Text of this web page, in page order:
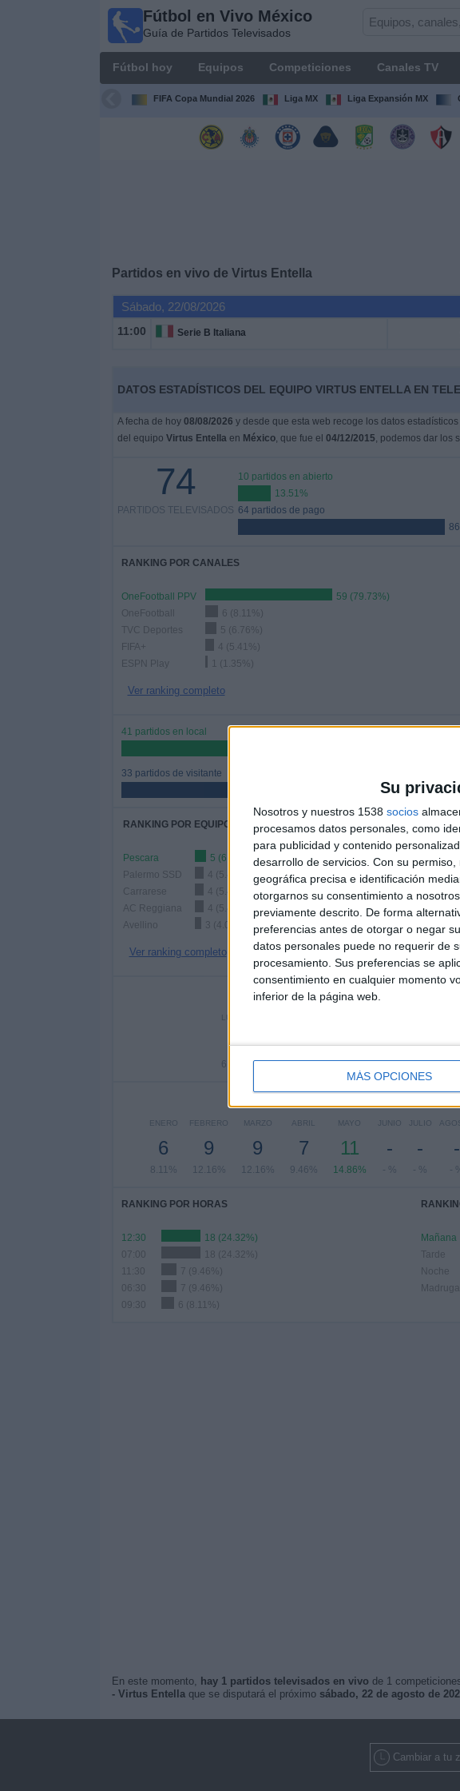
Su
Nosotros y nuestros 1538 socios
procesamos datos personales, como
para publicidad y contenido
desarrollo de servicios. Con su permiso,
geográfica precisa e identificación
otorgarnos su consentimiento a
previamente descrito. De forma
preferencias antes de otorgar o negar
datos personales puede no requerir de
procesamiento. Sus preferencias se
consentimiento en cualquier momento
inferior de la página web.
MÁS OPCIONES
Fútbol en Vivo México
Guía de Partidos Televisados
Fútbol hoy Equipos Competiciones Canales TV
FIFA Copa Mundial 2026 Liga MX Liga Expansión MX
Partidos en vivo de Virtus Entella
Sábado, 22/08/2026
11:00 Serie B Italiana
DATOS ESTADÍSTICOS DEL EQUIPO VIRTUS ENTELLA EN
A fecha de hoy 08/08/2026 y desde que esta web recoge los datos
del equipo Virtus Entellaen México, que fue el 04/12/2015, podemos dar los
74
PARTIDOS TELEVISADOS
10 partidos en abierto
13.51%
64 partidos de pago
RANKING POR CANALES
OneFootball PPV
59 (79.73%)
OneFootball
6 (8.11%)
TVC Deportes
5 (6.76%)
FIFA+
4 (5.41%)
ESPN Play
1 (1.35%)
Ver ranking completo
41 partidos en local
33 partidos de visitante
RANKING POR EQUIPOS
Pescara
5 (6.76%)
Palermo SSD
4 (5.41%)
Carrarese
4 (5.41%)
AC Reggiana
4 (5.41%)
Avellino
3 (4.05%)
Ver ranking completo
Serie B
Serie C
Coppa
Ver
Nº DE PARTIDOS POR DÍA DE
LUNES
5
6.76%
7
9.46%
7
9.46%
4
5.41%
ENERO
6
8.11%
FEBRERO
9
12.16%
MARZO
9
12.16%
ABRIL
7
9.46%
MAYO
11
14.86%
JUNIO
-
- %
JULIO
-
- %
-
- %
RANKING POR HORAS
12:30
18 (24.32%)
07:00
18 (24.32%)
11:30
7 (9.46%)
06:30
7 (9.46%)
09:30
6 (8.11%)
Mañana
Tarde
Noche
En este momento, hay 1 partidos televisados en vivo de 1
- Virtus Entellaque se disputará el próximo sábado, 22 de agosto de
Cambiar a tu